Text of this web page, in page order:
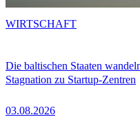
Die baltischen Staaten
Stagnation zu Startup-Zentren
03.08.2026
WIRTSCHAFT